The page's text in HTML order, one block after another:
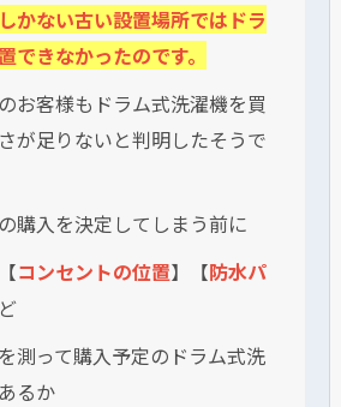
かない古い設置場所ではドラ
できなかったのです。
お客様もドラム式洗濯機を買
が足りないと判明したそうで
購入を決定してしまう前に
コンセントの位置】【防水パ
測って購入予定のドラム式洗
るか